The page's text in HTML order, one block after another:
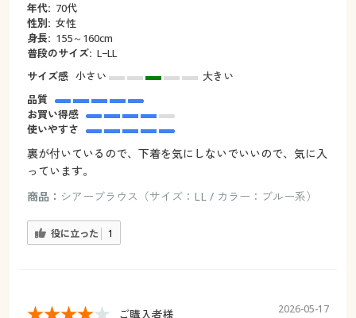
年代: 70代
性別: 女性
身長: 155～160cm
普段のサイズ: L−LL
サイズ感 小さい
大きい
品質
お買い得感
使いやすさ
裏が付いているので、下着を気にしないでいいので、気に入
っています。
商品： シアーブラウス（サイズ：LL / カラー：ブルー系）
役に立った 1
ご購入者様 2026-05-17